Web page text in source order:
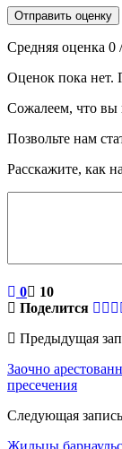
Отправить оценку
Средняя оценка 0
Оценок пока нет.
Сожалеем, что вы
Позвольте нам
Расскажите, как
0
10
Поделится
Предыдущая
Заочно
пресечения
Следующая запись
Жильцы